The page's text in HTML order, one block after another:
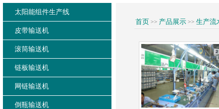
太阳能组件生产线
皮带输送机
滚筒输送机
链板输送机
网链输送机
倒瓶输送机
首页 >> 产品展示 >> 生产流